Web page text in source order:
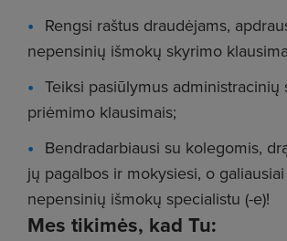
Rengsi raštus draudėjams,
nepensinių išmokų skyrimo
Teiksi pasiūlymus administracinių
priėmimo klausimais;
Bendradarbiausi su kolegomis,
jų pagalbos ir mokysiesi, o
nepensinių išmokų specialistu (-e)!
Mes tikimės, kad Tu: